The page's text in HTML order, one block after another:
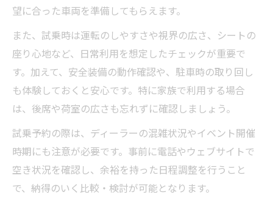
望に合った車両を準備してもらえます。
また、試乗時は運転のしやすさや視界の広さ、シートの
座り心地など、日常利用を想定したチェックが重要で
す。加えて、安全装備の動作確認や、駐車時の取り回し
も体験しておくと安心です。特に家族で利用する場合
は、後席や荷室の広さも忘れずに確認しましょう。
試乗予約の際は、ディーラーの混雑状況やイベント開催
時期にも注意が必要です。事前に電話やウェブサイトで
空き状況を確認し、余裕を持った日程調整を行うこと
で、納得のいく比較・検討が可能となります。